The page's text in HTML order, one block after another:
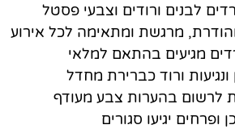
לבנים ורודים וצבעי פסטל
מרגשת ומתאימה לכל אירוע
מגיעים בהתאם למלאי
ונגיעות ורוד כברירת מחדל
לרשום בהערות צבע מעודף
ופרחים יגיעו סגורים